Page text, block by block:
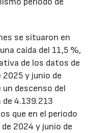
se situaron en
caída del 11,5 %,
de los datos de
y junio de
descenso del
4.139.213
que en el periodo
2024 y junio de